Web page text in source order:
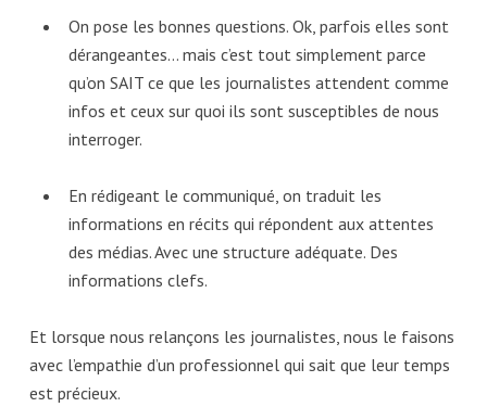
On pose les bonnes questions. Ok, parfois elles sont
dérangeantes… mais c’est tout simplement parce
qu’on SAIT ce que les journalistes attendent comme
infos et ceux sur quoi ils sont susceptibles de nous
interroger.
En rédigeant le communiqué, on traduit les
informations en récits qui répondent aux attentes
des médias. Avec une structure adéquate. Des
informations clefs.
Et lorsque nous relançons les journalistes, nous le faisons
avec l’empathie d’un professionnel qui sait que leur temps
est précieux.